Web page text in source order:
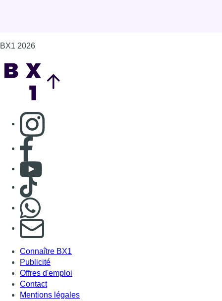
BX1 2026
Consulter page Instagram
Consulter page Facebook
Consulter Youtube
Consulter TikTok
S'abonner à notre newsletter
Connaître BX1
Publicité
Offres d'emploi
Contact
Mentions légales